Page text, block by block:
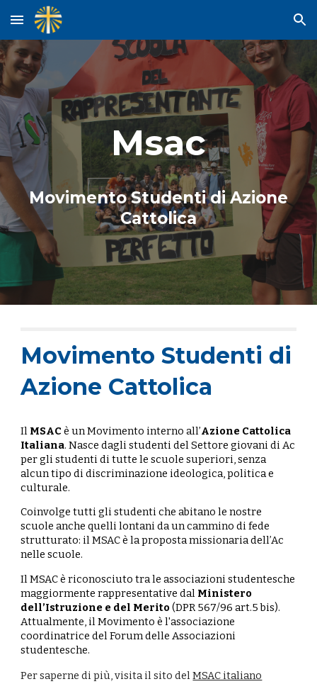
Skip to main content Skip to navigation
Msac
Movimento Studenti di Azione
Cattolica
Movimento Studenti di
Azione Cattolica
Il MSAC è un Movimento interno all’Azione Cattolica
Italiana. Nasce dagli studenti del Settore giovani di Ac
per gli studenti di tutte le scuole superiori, senza
alcun tipo di discriminazione ideologica, politica e
culturale.
Coinvolge tutti gli studenti che abitano le nostre
scuole anche quelli lontani da un cammino di fede
strutturato: il MSAC è la proposta missionaria dell’Ac
nelle scuole.
Il MSAC è riconosciuto tra le associazioni studentesche
maggiormente rappresentative dal Ministero
dell’Istruzione e del Merito (DPR 567/96 art.5 bis).
Attualmente, il Movimento è l'associazione
coordinatrice del Forum delle Associazioni
studentesche.
Per saperne di più, visita il sito delMSAC italiano